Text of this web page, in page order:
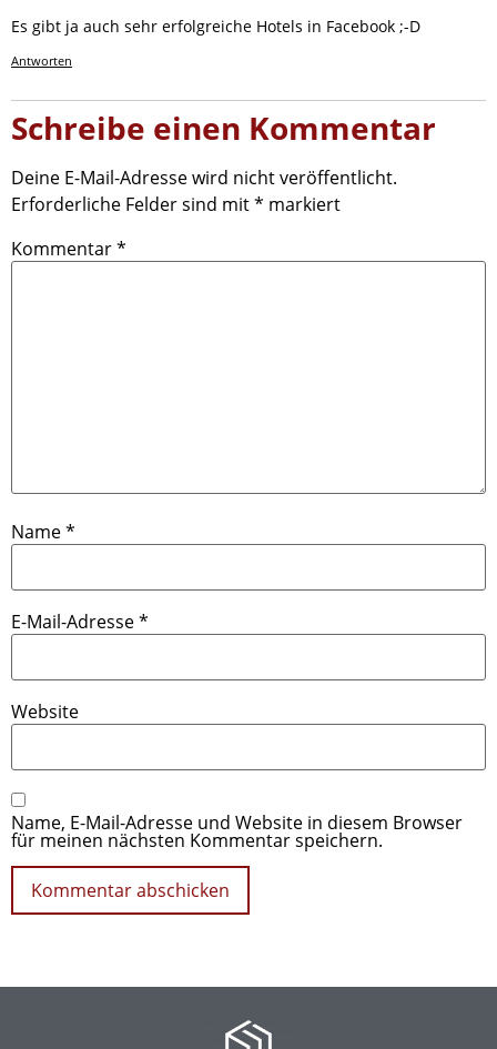
Es gibt ja auch sehr erfolgreiche Hotels in Facebook ;-D
Antworten
Schreibe einen Kommentar
Deine E-Mail-Adresse wird nicht veröffentlicht.
Erforderliche Felder sind mit* markiert
Kommentar*
Name*
E-Mail-Adresse*
Website
Name, E-Mail-Adresse und Website in diesem Browser
für meinen nächsten Kommentar speichern.